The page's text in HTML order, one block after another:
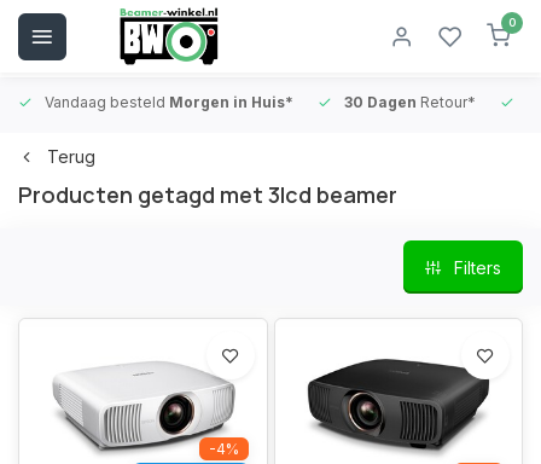
0
Vandaag besteld Morgen in Huis* 30 Dagen Retour*
Terug
Producten getagd met 3lcd beamer
Filters
-4%